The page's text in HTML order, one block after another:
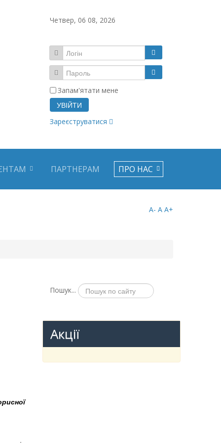
Четвер, 06 08, 2026
Запам'ятати мене
УВІЙТИ
Зареєструватися
ПАРТНЕРАМ ПРО НАС
A- A A+
Пошук...
Акції